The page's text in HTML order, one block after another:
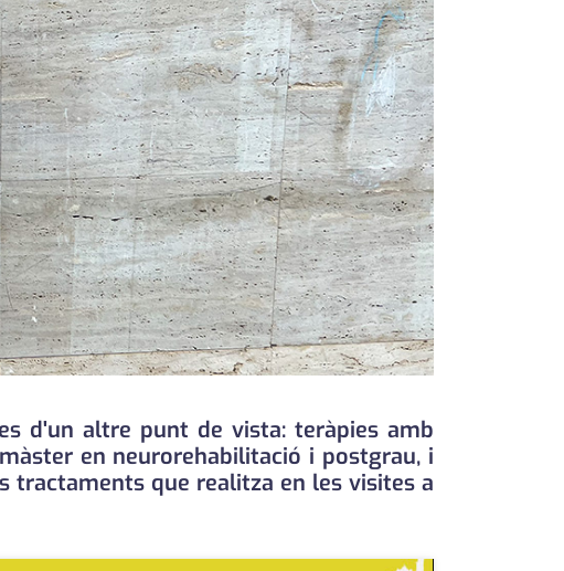
d'un altre punt de vista: teràpies amb
en neurorehabilitació i postgrau, i
tractaments que realitza en les visites a